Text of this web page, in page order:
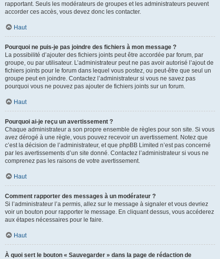
rapportant. Seuls les modérateurs de groupes et les administrateurs peuvent
accorder ces accès, vous devez donc les contacter.
Haut
Pourquoi ne puis-je pas joindre des fichiers à mon message ?
La possibilité d’ajouter des fichiers joints peut être accordée par forum, par
groupe, ou par utilisateur. L’administrateur peut ne pas avoir autorisé l’ajout de
fichiers joints pour le forum dans lequel vous postez, ou peut-être que seul un
groupe peut en joindre. Contactez l’administrateur si vous ne savez pas
pourquoi vous ne pouvez pas ajouter de fichiers joints sur un forum.
Haut
Pourquoi ai-je reçu un avertissement ?
Chaque administrateur a son propre ensemble de règles pour son site. Si vous
avez dérogé à une règle, vous pouvez recevoir un avertissement. Notez que
c’est la décision de l’administrateur, et que phpBB Limited n’est pas concerné
par les avertissements d’un site donné. Contactez l’administrateur si vous ne
comprenez pas les raisons de votre avertissement.
Haut
Comment rapporter des messages à un modérateur ?
Si l’administrateur l’a permis, allez sur le message à signaler et vous devriez
voir un bouton pour rapporter le message. En cliquant dessus, vous accéderez
aux étapes nécessaires pour le faire.
Haut
À quoi sert le bouton « Sauvegarder » dans la page de rédaction de